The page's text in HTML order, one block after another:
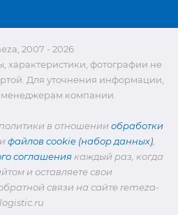
2007 - 2026
характеристики, фотографии не
Для уточнения информации,
компании.
в отношении обработки
файлов cookie (набор данных),
соглашениякаждый раз, когда
и оставляете свои
связи на сайте remeza-
logistic.ru